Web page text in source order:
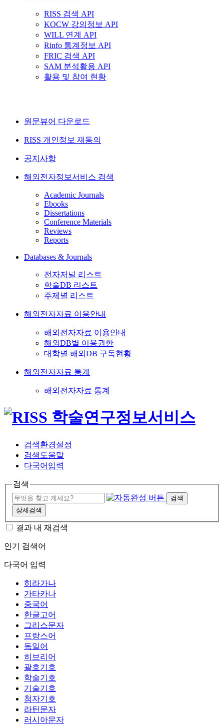
RISS 검색 API
KOCW 강의정보 API
WILL 연계 API
Rinfo 통계정보 API
FRIC 검색 API
SAM 분석활용 API
활용 및 참여 현황
원문뷰어 다운로드
RISS 개인정보 재동의
공지사항
해외전자정보서비스 검색
Academic Journals
Ebooks
Dissertations
Conference Materials
Reviews
Reports
Databases & Journals
전자저널 리스트
학술DB 리스트
주제별 리스트
해외전자자료 이용안내
해외전자자료 이용안내
해외DB별 이용권한
대학별 해외DB 구독현황
해외전자자료 통계
해외전자자료 통계
검색환경설정
검색도움말
다국어입력
검색
검색
상세검색
결과 내 재검색
인기 검색어
다국어 입력
히라가나
가타카나
중국어
한글고어
그리스문자
프랑스어
독일어
히브리어
괄호기호
학술기호
기술기호
첨자기호
라틴문자
러시아문자